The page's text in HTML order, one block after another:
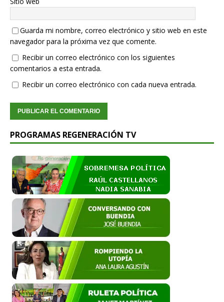
Guarda mi nombre, correo electrónico y sitio web en este
navegador para la próxima vez que comente.
Recibir un correo electrónico con los siguientes
comentarios a esta entrada.
Recibir un correo electrónico con cada nueva entrada.
PROGRAMAS REGENERACIÓN TV